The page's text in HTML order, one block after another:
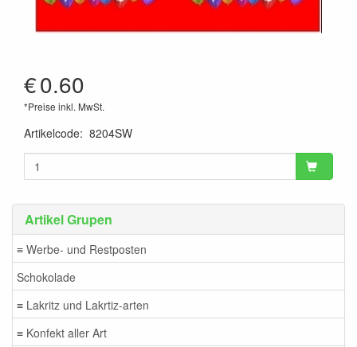
Artikel Grupen
≡ Werbe- und Restposten
Schokolade
≡ Lakritz und Lakrtiz-arten
≡ Konfekt aller Art
€0.60
*Preise inkl. MwSt.
Artikelcode: 8204SW